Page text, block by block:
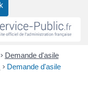
> Demande d'asile
> Demande d'asile